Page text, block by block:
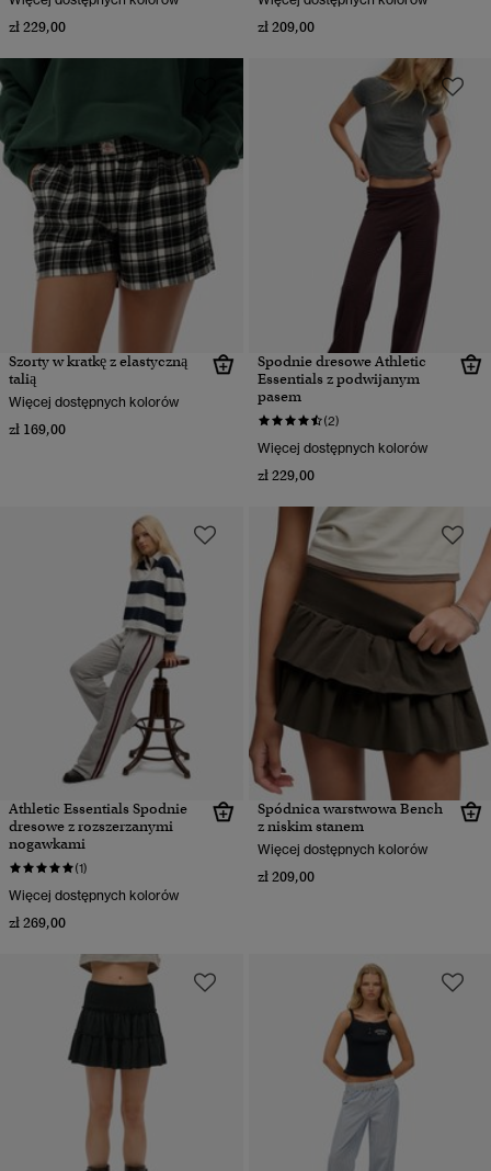
zł 229,00 zł 209,00
Szorty w kratkę z elastyczną
talią
Więcej dostępnych kolorów
zł 169,00
Spodnie dresowe Athletic
Essentials z podwijanym
pasem
(2)
Więcej dostępnych kolorów
zł 229,00
Athletic Essentials Spodnie
dresowe z rozszerzanymi
nogawkami
(1)
Więcej dostępnych kolorów
zł 269,00
Spódnica warstwowa Bench
z niskim stanem
Więcej dostępnych kolorów
zł 209,00